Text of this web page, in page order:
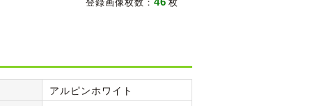
登録画像枚数： 枚
アルピンホワイト